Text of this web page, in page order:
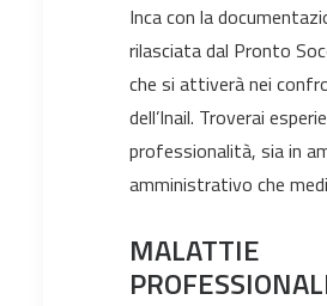
Inca con la
rilasciata dal Pronto
che si attiverà nei
dell’Inail. Troverai
professionalità, sia in
amministrativo che
MALATTIE